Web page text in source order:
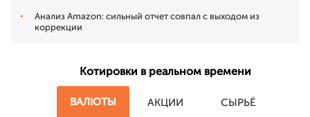
Анализ Amazon: сильный отчет совпал с выходом из
коррекции
Котировки в реальном времени
ВАЛЮТЫ АКЦИИ СЫРЬЁ